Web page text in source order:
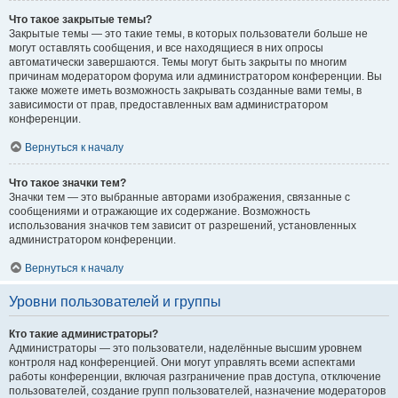
Что такое закрытые темы?
Закрытые темы — это такие темы, в которых пользователи больше не
могут оставлять сообщения, и все находящиеся в них опросы
автоматически завершаются. Темы могут быть закрыты по многим
причинам модератором форума или администратором конференции. Вы
также можете иметь возможность закрывать созданные вами темы, в
зависимости от прав, предоставленных вам администратором
конференции.
Вернуться к началу
Что такое значки тем?
Значки тем — это выбранные авторами изображения, связанные с
сообщениями и отражающие их содержание. Возможность
использования значков тем зависит от разрешений, установленных
администратором конференции.
Вернуться к началу
Уровни пользователей и группы
Кто такие администраторы?
Администраторы — это пользователи, наделённые высшим уровнем
контроля над конференцией. Они могут управлять всеми аспектами
работы конференции, включая разграничение прав доступа, отключение
пользователей, создание групп пользователей, назначение модераторов